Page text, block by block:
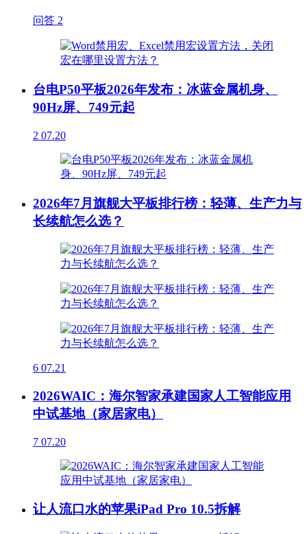
问答 2
台电P50平板2026年发布：冰蓝金属机身、
90Hz屏、749元起
2 07.20
2026年7月旗舰大平板排行榜：轻薄、生产力与
长续航怎么选？
6 07.21
2026WAIC：海尔智家承建国家人工智能应用
中试基地（家居家电）
7 07.20
让人流口水的苹果iPad Pro 10.5拆解